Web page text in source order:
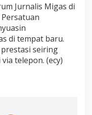
Jurnalis Migas di
di tempat baru.
prestasi seiring
telepon. (ecy)